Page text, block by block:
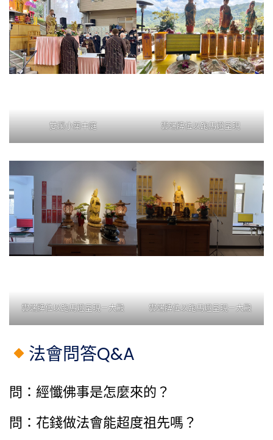
雙溪小築中庭 雲端牌位以跑馬燈呈現
雲端牌位以跑馬燈呈現－大殿 雲端牌位以跑馬燈呈現－大殿
法會問答Q&A
問：經懺佛事是怎麼來的？
問：花錢做法會能​超度祖先​嗎？